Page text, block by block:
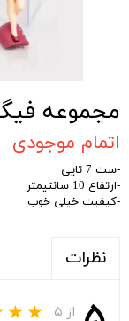
مجموعه
اتمام موجودی
-ست 7 تایی
-ارتفاع 10 سانتیمتر
-کیفیت خیلی خوب
نظرات
از ۵